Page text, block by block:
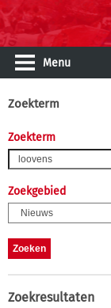
Menu
Zoekterm
Zoekterm
Zoekgebied
Zoekresultaten